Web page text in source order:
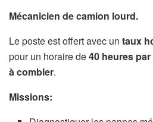
Mécanicien de camion lourd.
Le poste est offert avec un taux
pour un horaire de40 heures
à combler.
Missions: